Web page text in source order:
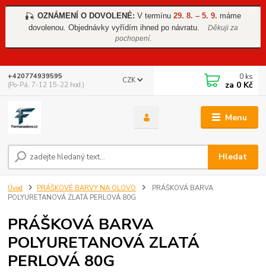
🎣 OZNÁMENÍ O DOVOLENÉ: V termínu 29. 8. – 5. 9. máme
dovolenou. Objednávky vyřídím ihned po návratu.
Děkuji za
pochopení.
Menu
CZK
Hledat
+420774939595
(Po-Pá, 7-12 15-22 hod.)
0 ks
za 0 Kč
Úvod PRÁŠKOVÉ BARVY NA OLOVO
PRÁŠKOVÁ BARVA
POLYURETANOVÁ ZLATÁ PERLOVÁ 80G
PRÁŠKOVÁ BARVA
POLYURETANOVÁ ZLATÁ
PERLOVÁ 80G